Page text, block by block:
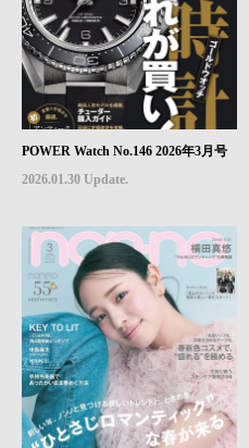
POWER Watch No.146 2026年3月号
2026.01.30 Update.